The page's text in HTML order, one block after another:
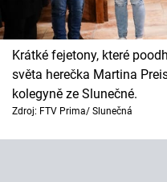
Krátké fejetony, které
světa herečka Martina
kolegyně ze Slunečné.
Zdroj: FTV Prima/ Slunečná